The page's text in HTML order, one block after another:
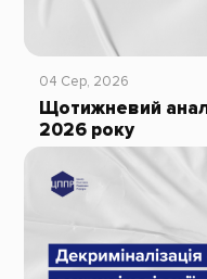
04 Сер, 2026
Щотижневий
2026 року